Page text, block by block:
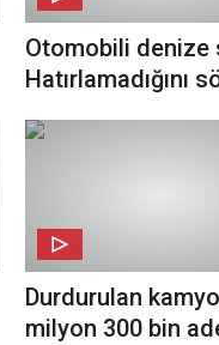
Otomobili denize
Hatırlamadığını
Durdurulan
milyon 300 bin